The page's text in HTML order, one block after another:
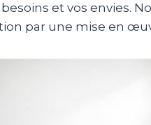
et vos envies.
par une mise en